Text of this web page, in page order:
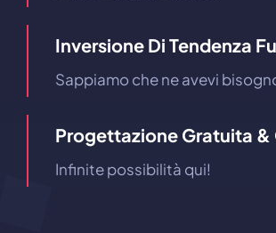
Inversione Di Tendenza
Sappiamo che ne avevi
Progettazione Gratuita &
Infinite possibilità qui!